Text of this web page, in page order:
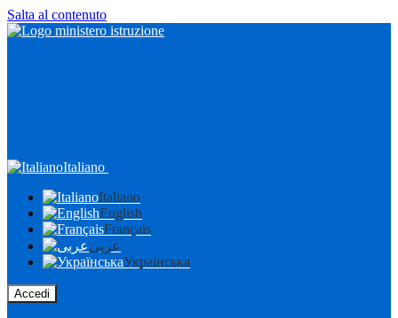
Salta al contenuto
Italiano
Italiano
English
Français
عربى
Українська
Accedi